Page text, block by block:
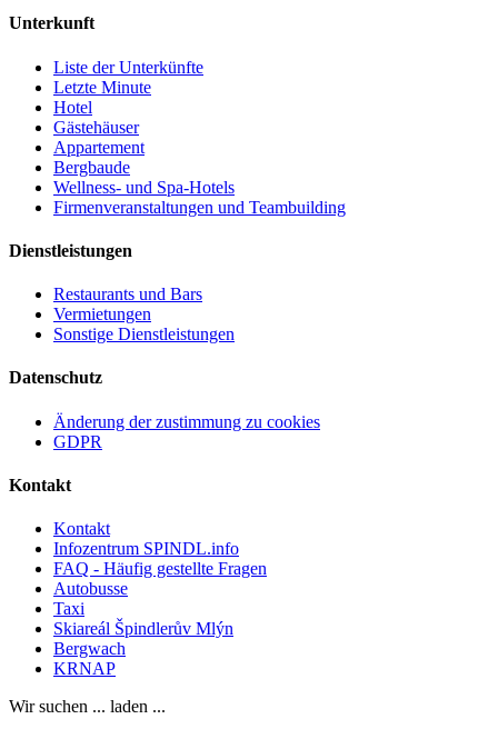
Unterkunft
Liste der Unterkünfte
Letzte Minute
Hotel
Gästehäuser
Appartement
Bergbaude
Wellness- und Spa-Hotels
Firmenveranstaltungen und Teambuilding
Dienstleistungen
Restaurants und Bars
Vermietungen
Sonstige Dienstleistungen
Datenschutz
Änderung der zustimmung zu cookies
GDPR
Kontakt
Kontakt
Infozentrum SPINDL.info
FAQ - Häufig gestellte Fragen
Autobusse
Taxi
Skiareál Špindlerův Mlýn
Bergwach
KRNAP
Wir suchen ... laden ...